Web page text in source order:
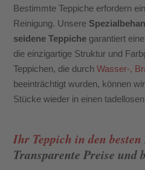
Bestimmte Teppiche erfordern
Reinigung. Unsere
seidene Teppiche garantiert
die einzigartige Struktur und
Teppichen, die durchWasser-,
beeinträchtigt wurden, können
Stücke wieder in einen
Ihr Teppich in den
Transparente Preise und